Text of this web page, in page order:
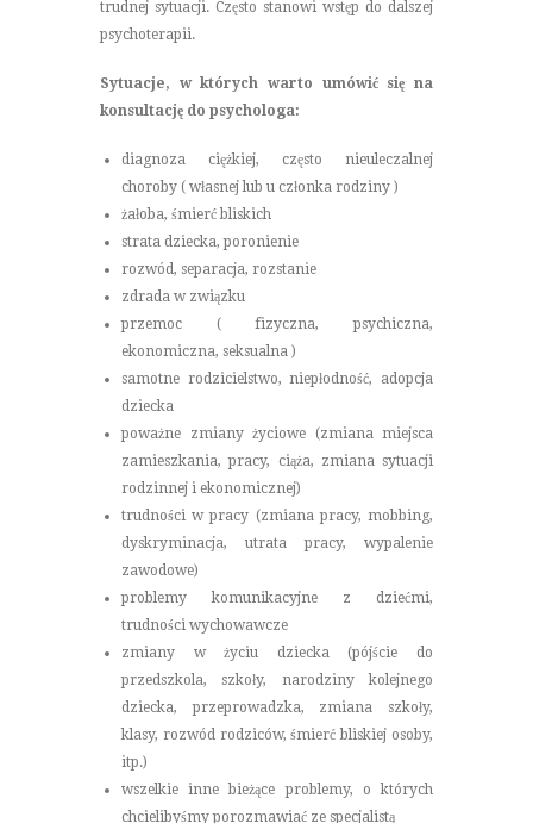
trudnej sytuacji. Często stanowi wstęp do dalszej
psychoterapii.
Sytuacje, w których warto umówić się na
konsultację do psychologa:
diagnoza ciężkiej, często nieuleczalnej
choroby ( własnej lub u członka rodziny )
żałoba, śmierć bliskich
strata dziecka, poronienie
rozwód, separacja, rozstanie
zdrada w związku
przemoc ( fizyczna, psychiczna,
ekonomiczna, seksualna )
samotne rodzicielstwo, niepłodność, adopcja
dziecka
poważne zmiany życiowe (zmiana miejsca
zamieszkania, pracy, ciąża, zmiana sytuacji
rodzinnej i ekonomicznej)
trudności w pracy (zmiana pracy, mobbing,
dyskryminacja, utrata pracy, wypalenie
zawodowe)
problemy komunikacyjne z dziećmi,
trudności wychowawcze
zmiany w życiu dziecka (pójście do
przedszkola, szkoły, narodziny kolejnego
dziecka, przeprowadzka, zmiana szkoły,
klasy, rozwód rodziców, śmierć bliskiej osoby,
itp.)
wszelkie inne bieżące problemy, o których
chcielibyśmy porozmawiać ze specjalistą